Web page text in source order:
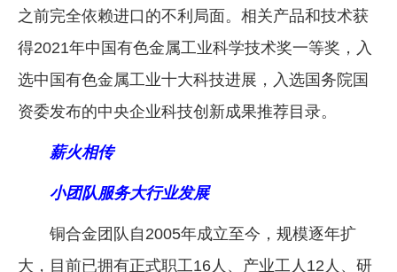
之前完全依赖进口的不利局面。相关产品和技术获
得2021年中国有色金属工业科学技术奖一等奖，入
选中国有色金属工业十大科技进展，入选国务院国
资委发布的中央企业科技创新成果推荐目录。
薪火相传
小团队服务大行业发展
铜合金团队自2005年成立至今，规模逐年扩
大，目前已拥有正式职工16人、产业工人12人、研